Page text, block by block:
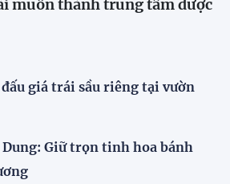
muốn thành trung tâm dược
giá trái sầu riêng tại vườn
Giữ trọn tinh hoa bánh